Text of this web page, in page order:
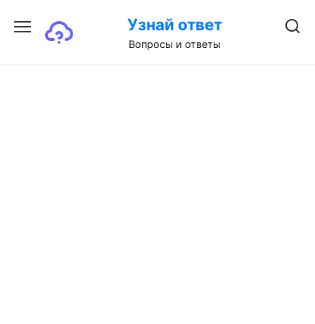
содержанию
Узнай ответ
Вопросы и ответы